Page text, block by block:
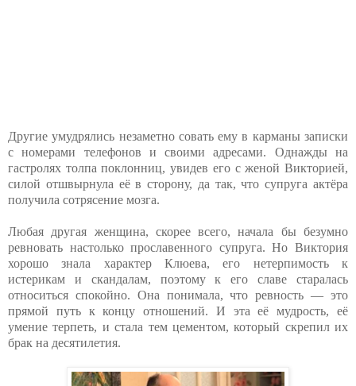
Другие умудрялись незаметно совать ему в карманы записки
с номерами телефонов и своими адресами. Однажды на
гастролях толпа поклонниц, увидев его с женой Викторией,
силой отшвырнула её в сторону, да так, что супруга актёра
получила сотрясение мозга.
Любая другая женщина, скорее всего, начала бы безумно
ревновать настолько прославенного супруга. Но Виктория
хорошо знала характер Клюева, его нетерпимость к
истерикам и скандалам, поэтому к его славе старалась
относиться спокойно. Она понимала, что ревность — это
прямой путь к концу отношений. И эта её мудрость, её
умение терпеть, и стала тем цементом, который скрепил их
брак на десятилетия.